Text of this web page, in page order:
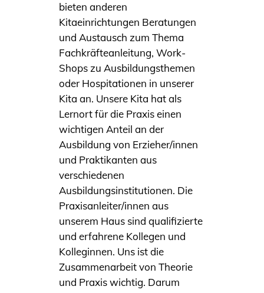
bieten anderen
Kitaeinrichtungen Beratungen
und Austausch zum Thema
Fachkräfteanleitung, Work-
Shops zu Ausbildungsthemen
oder Hospitationen in unserer
Kita an. Unsere Kita hat als
Lernort für die Praxis einen
wichtigen Anteil an der
Ausbildung von Erzieher/innen
und Praktikanten aus
verschiedenen
Ausbildungsinstitutionen. Die
Praxisanleiter/innen aus
unserem Haus sind qualifizierte
und erfahrene Kollegen und
Kolleginnen. Uns ist die
Zusammenarbeit von Theorie
und Praxis wichtig. Darum